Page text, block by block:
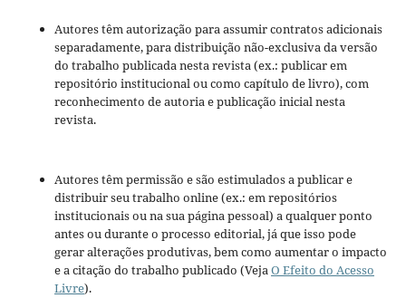
Autores têm autorização para assumir contratos adicionais
separadamente, para distribuição não-exclusiva da versão
do trabalho publicada nesta revista (ex.: publicar em
repositório institucional ou como capítulo de livro), com
reconhecimento de autoria e publicação inicial nesta
revista.
Autores têm permissão e são estimulados a publicar e
distribuir seu trabalho online (ex.: em repositórios
institucionais ou na sua página pessoal) a qualquer ponto
antes ou durante o processo editorial, já que isso pode
gerar alterações produtivas, bem como aumentar o impacto
e a citação do trabalho publicado (VejaO Efeito do Acesso
Livre).